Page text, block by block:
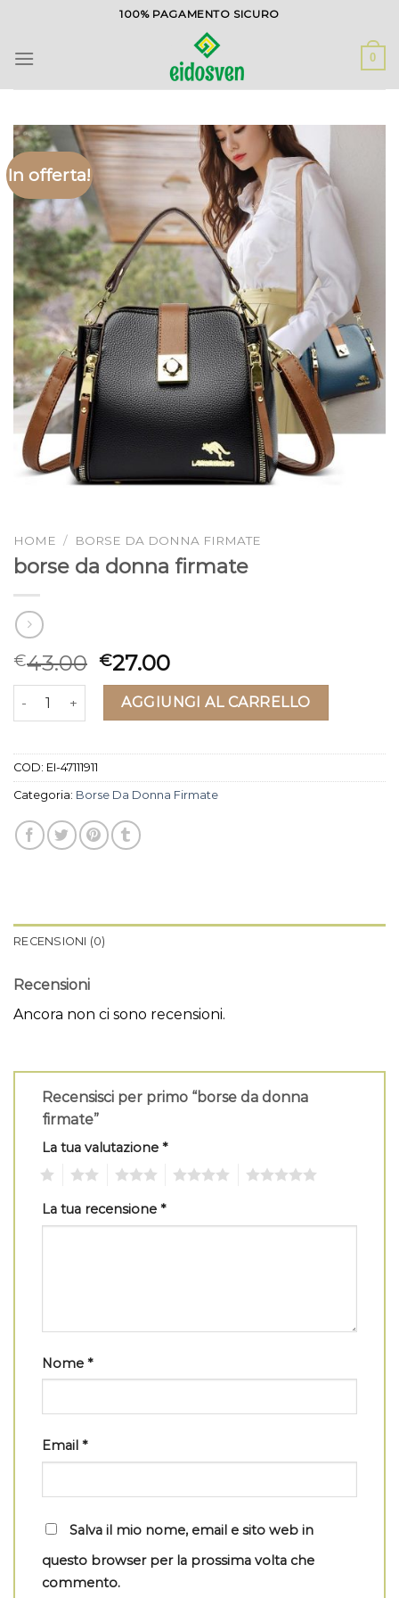
contenuti
100% PAGAMENTO SICURO
0
In offerta!
HOME / BORSE DA DONNA FIRMATE
borse da donna firmate
€43.00 €27.00
borse da donna firmate quantità
AGGIUNGI AL CARRELLO
COD: EI-47111911
Categoria: Borse Da Donna Firmate
RECENSIONI (0)
Recensioni
Ancora non ci sono recensioni.
Recensisci per primo “borse da donna
firmate”
La tua valutazione *
La tua recensione *
Nome *
Email *
Salva il mio nome, email e sito web in
questo browser per la prossima volta che
commento.